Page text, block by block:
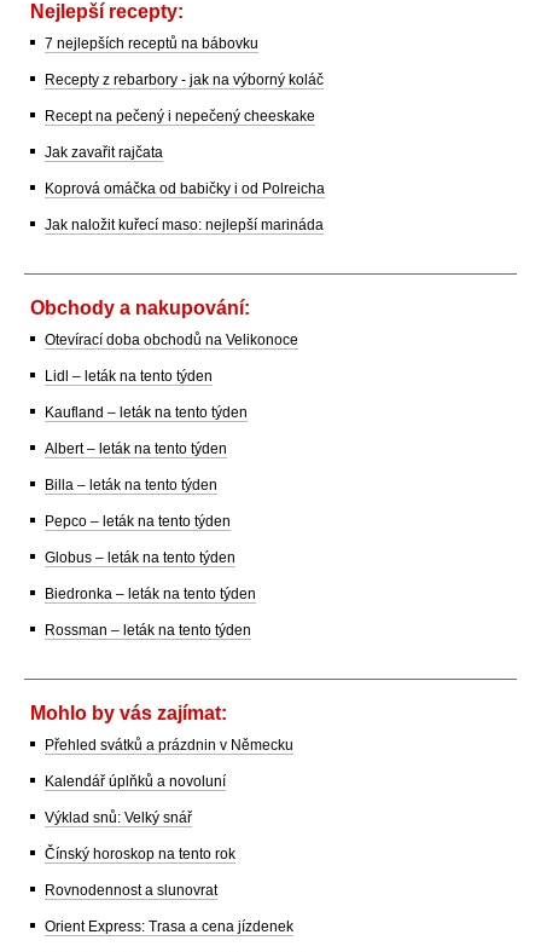
Nejlepší recepty:
7 nejlepších receptů na bábovku
Recepty z rebarbory - jak na výborný koláč
Recept na pečený i nepečený cheeskake
Jak zavařit rajčata
Koprová omáčka od babičky i od Polreicha
Jak naložit kuřecí maso: nejlepší marináda
Obchody a nakupování:
Otevírací doba obchodů na Velikonoce
Lidl – leták na tento týden
Kaufland – leták na tento týden
Albert – leták na tento týden
Billa – leták na tento týden
Pepco – leták na tento týden
Globus – leták na tento týden
Biedronka – leták na tento týden
Rossman – leták na tento týden
Mohlo by vás zajímat:
Přehled svátků a prázdnin v Německu
Kalendář úplňků a novoluní
Výklad snů: Velký snář
Čínský horoskop na tento rok
Rovnodennost a slunovrat
Orient Express: Trasa a cena jízdenek